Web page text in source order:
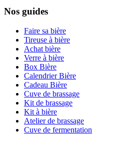
Nos guides
Faire sa bière
Tireuse à bière
Achat bière
Verre à bière
Box Bière
Calendrier Bière
Cadeau Bière
Cuve de brassage
Kit de brassage
Kit à bière
Atelier de brassage
Cuve de fermentation